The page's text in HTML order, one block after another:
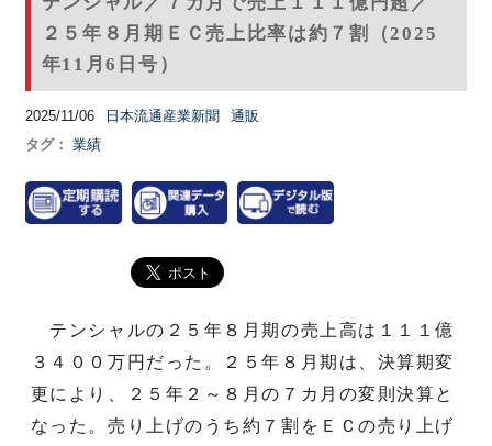
２５年８月期ＥＣ売上比率は約７割（2025
年11月6日号）
2025/11/06 日本流通産業新聞
通販
タグ： 業績
テンシャルの２５年８月期の売上高は１１１億
３４００万円だった。２５年８月期は、決算期変
更により、２５年２～８月の７カ月の変則決算と
なった。売り上げのうち約７割をＥＣの売り上げ